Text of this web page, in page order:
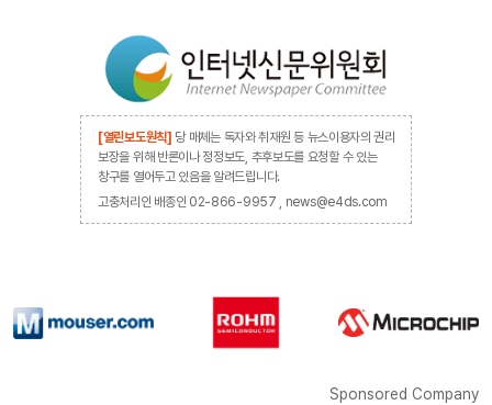
[열린보도원칙] 당 매체는 독자와 취재원 등 뉴스이용자의 권리
보장을 위해 반론이나 정정보도, 추후보도를 요청할 수 있는
창구를 열어두고 있음을 알려드립니다.
고충처리인 배종인 02-866-9957 , news@e4ds.com
Sponsored Company